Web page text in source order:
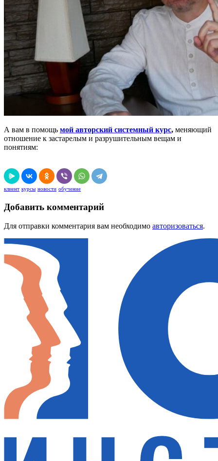
А вам в помощь мой авторский системный курс, меняющий
отношение к застарелым и разрушительным вещам и
понятиям:
клиент курсы новости обучение
Добавить комментарий
Для отправки комментария вам необходимо авторизоваться.